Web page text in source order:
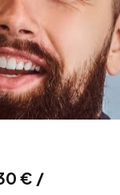
€ /